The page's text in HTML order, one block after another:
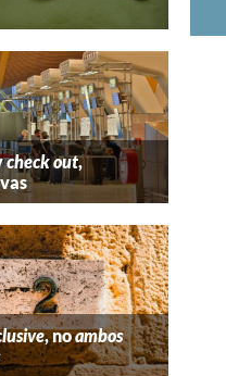
check out,
, noambos